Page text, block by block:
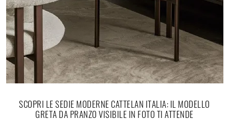
SCOPRI LE SEDIE MODERNE CATTELAN ITALIA: IL MODELLO
GRETA DA PRANZO VISIBILE IN FOTO TI ATTENDE